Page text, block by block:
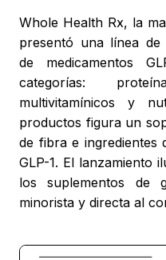
Whole Health Rx, la
presentó una línea de
de medicamentos
categorías:
multivitamínicos y
productos figura un
de fibra e ingredientes
GLP-1. El lanzamiento
los suplementos de
minorista y directa al